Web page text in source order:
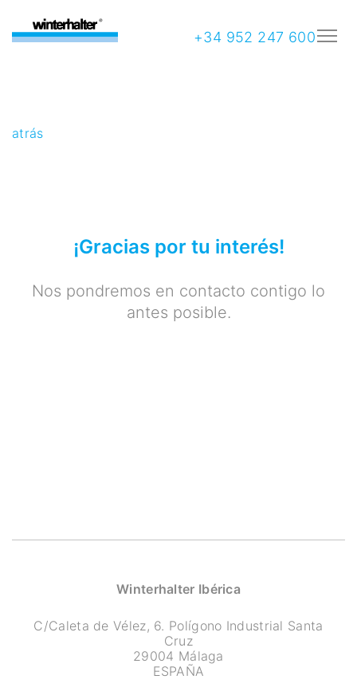
+34 952 247 600
atrás
¡Gracias por tu interés!
Nos pondremos en contacto contigo lo
antes posible.
Winterhalter Ibérica
C/Caleta de Vélez, 6. Polígono Industrial Santa
Cruz
29004 Málaga
ESPAÑA